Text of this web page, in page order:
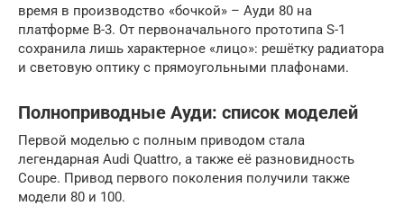
время в производство «бочкой» – Ауди 80 на
платформе В-3. От первоначального прототипа S-1
сохранила лишь характерное «лицо»: решётку радиатора
и световую оптику с прямоугольными плафонами.
Полноприводные Ауди: список моделей
Первой моделью с полным приводом стала
легендарная Audi Quattro, а также её разновидность
Coupe. Привод первого поколения получили также
модели 80 и 100.